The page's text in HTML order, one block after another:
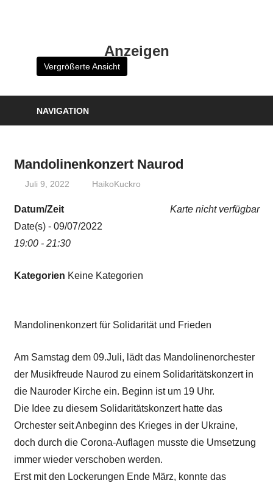
Anzeigen
Vergrößerte Ansicht
NAVIGATION
Mandolinenkonzert Naurod
Juli 9, 2022 HaikoKuckro
Karte nicht verfügbar
Datum/Zeit
Date(s) - 09/07/2022
19:00 - 21:30
Kategorien Keine Kategorien
Mandolinenkonzert für Solidarität und Frieden
Am Samstag dem 09.Juli, lädt das Mandolinenorchester
der Musikfreude Naurod zu einem Solidaritätskonzert in
die Nauroder Kirche ein. Beginn ist um 19 Uhr.
Die Idee zu diesem Solidaritätskonzert hatte das
Orchester seit Anbeginn des Krieges in der Ukraine,
doch durch die Corona-Auflagen musste die Umsetzung
immer wieder verschoben werden.
Erst mit den Lockerungen Ende März, konnte das